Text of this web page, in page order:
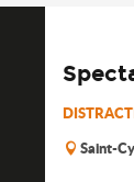
Saint-